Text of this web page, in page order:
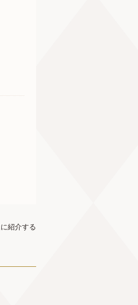
紹介する